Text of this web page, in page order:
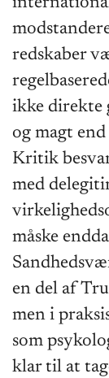
redskaber
ikke direkte
og magt
Kritik
med
måske
en del af
men i
som
klar til at